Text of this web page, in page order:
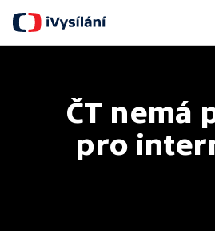
ČT nemá
pro